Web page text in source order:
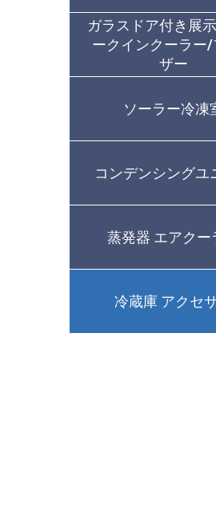
ガラスドア付き展
ークインクーラー/
ザー
ソーラー冷凍
コンデンシングユ
蒸発器 エアクー
冷蔵庫 アクセ